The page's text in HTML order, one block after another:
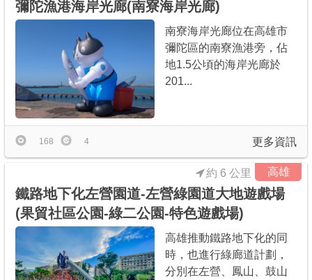
彌陀漁港海岸光廊(南寮海岸光廊)
南寮海岸光廊位在高雄市
彌陀區的南寮漁港旁，佔
地1.5公頃的海岸光廊於
201...
更多資訊
168 4
高雄
鐵路地下化左營園道-左營綠園道大地遊戲場
(果貿社區公園-綠二公園-特色遊戲場)
約 6 公里
高雄推動鐵路地下化的同
時，也進行綠廊道計劃，
分別在左營、鳳山、鼓山